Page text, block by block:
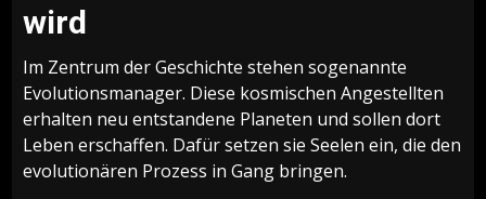
wird
Im Zentrum der Geschichte stehen sogenannte
Evolutionsmanager. Diese kosmischen Angestellten
erhalten neu entstandene Planeten und sollen dort
Leben erschaffen. Dafür setzen sie Seelen ein, die den
evolutionären Prozess in Gang bringen.